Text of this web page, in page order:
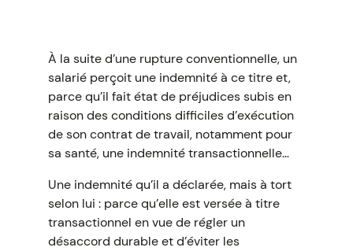
À la suite d’une rupture conventionnelle, un
salarié perçoit une indemnité à ce titre et,
parce qu’il fait état de préjudices subis en
raison des conditions difficiles d’exécution
de son contrat de travail, notamment pour
sa santé, une indemnité transactionnelle…
Une indemnité qu’il a déclarée, mais à tort
selon lui : parce qu’elle est versée à titre
transactionnel en vue de régler un
désaccord durable et d’éviter les